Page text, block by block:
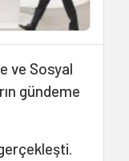
ve Sosyal
gündeme